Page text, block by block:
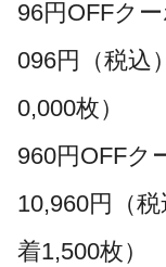
96円OFFク
096円（税込
0,000枚）
960円OFFク
10,960円（
着1,500枚）